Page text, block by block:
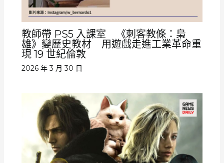
教師帶 PS5 入課室 《刺客教條：梟
雄》變歷史教材 用遊戲走進工業革命重
現 19 世紀倫敦
2026 年 3 月 30 日